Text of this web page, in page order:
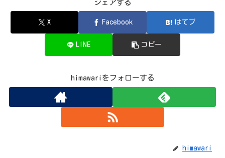
シェアする
X Facebook はてブ
LINE コピー
himawariをフォローする
himawari